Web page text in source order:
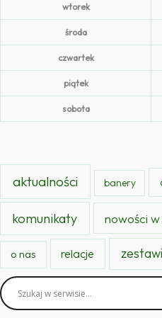
wtorek
środa
czwartek
piątek
sobota
aktualności banery
komunikaty nowości
o nas relacje